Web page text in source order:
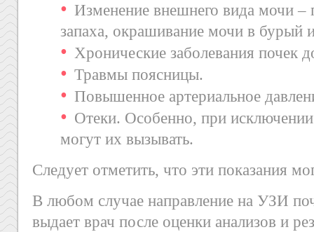
Изменение внешнего вида мочи –
запаха, окрашивание мочи в бурый
Хронические заболевания почек
Травмы поясницы.
Повышенное артериальное
Отеки. Особенно, при
могут их вызывать.
Следует отметить, что эти показания
В любом случае направление на УЗИ
выдает врач после оценки анализов и